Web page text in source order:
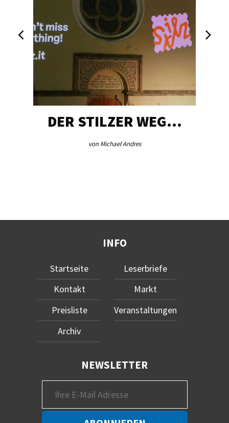
DER STILZER WEG…
von Michael Andres
INFO
Startseite
Kontakt
Preisliste
Archiv
Leserbriefe
Markt
Veranstaltungen
NEWSLETTER